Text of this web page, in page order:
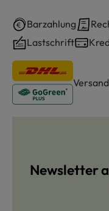
Barzahlung
Lastschrift
Newsletter